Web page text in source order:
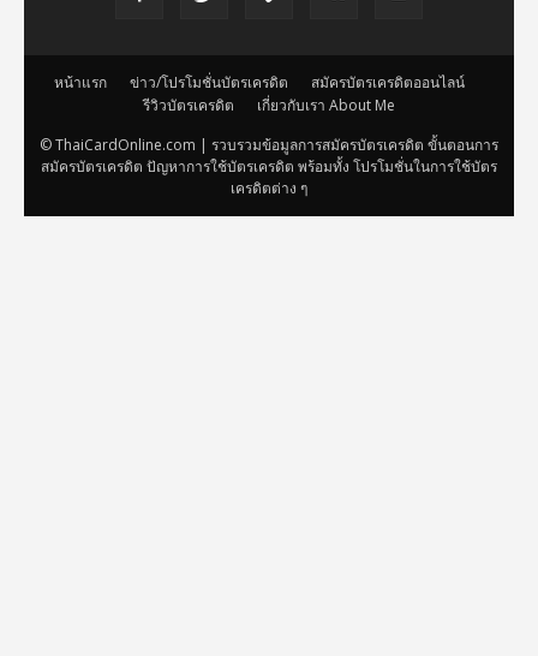
หน้าแรก ข่าว/โปรโมชั่นบัตรเครดิต
สมัครบัตรเครดิตออนไลน์
รีวิวบัตรเครดิต
เกี่ยวกับเรา About Me
© ThaiCardOnline.com | รวบรวมข้อมูลการสมัครบัตรเครดิต ขั้นตอนการ
สมัครบัตรเครดิต ปัญหาการใช้บัตรเครดิต พร้อมทั้ง โปรโมชั่นในการใช้บัตร
เครดิตต่าง ๆ